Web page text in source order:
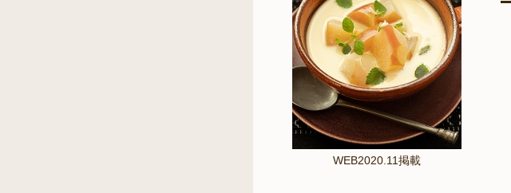
WEB2020.11掲載